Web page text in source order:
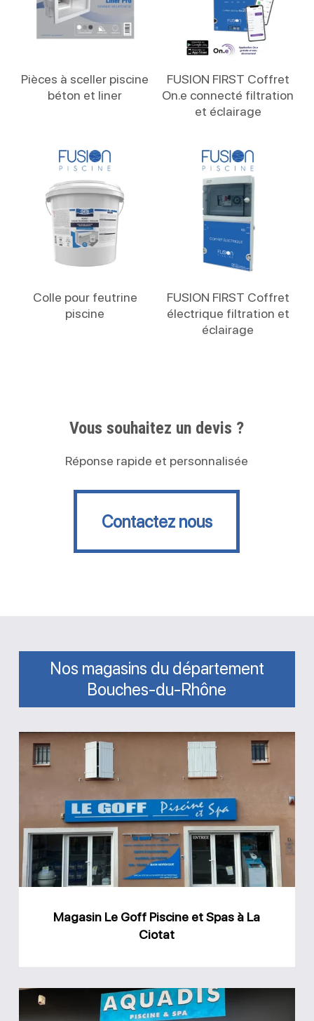
Pièces à sceller piscine
béton et liner
FUSION FIRST Coffret
On.e connecté filtration
et éclairage
Colle pour feutrine
piscine
FUSION FIRST Coffret
électrique filtration et
éclairage
Vous souhaitez un devis ?
Réponse rapide et personnalisée
Contactez nous
Contactez nous
Nos magasins du département
Bouches-du-Rhône
Magasin
Piscine
et
Spas
à
Ciotat
Magasin Le Goff Piscine et Spas à La
Ciotat
Magasin